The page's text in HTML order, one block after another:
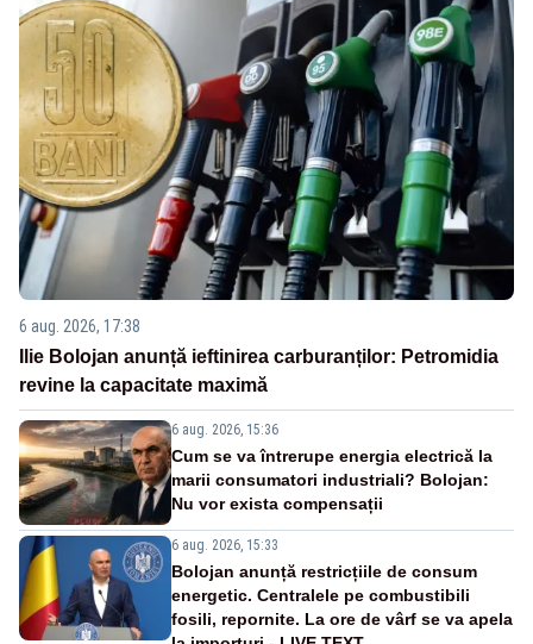
6 aug. 2026, 17:38
Ilie Bolojan anunță ieftinirea carburanților: Petromidia
revine la capacitate maximă
6 aug. 2026, 15:36
Cum se va întrerupe energia electrică la
marii consumatori industriali? Bolojan:
Nu vor exista compensații
6 aug. 2026, 15:33
Bolojan anunță restricțiile de consum
energetic. Centralele pe combustibili
fosili, repornite. La ore de vârf se va apela